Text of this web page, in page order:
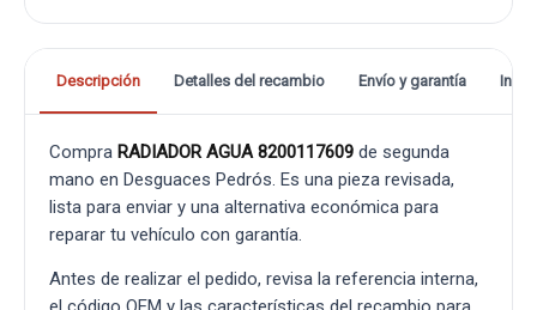
Descripción Detalles del recambio Envío y garantía
Compra RADIADOR AGUA 8200117609 de segunda
mano en Desguaces Pedrós. Es una pieza revisada,
lista para enviar y una alternativa económica para
reparar tu vehículo con garantía.
Antes de realizar el pedido, revisa la referencia interna,